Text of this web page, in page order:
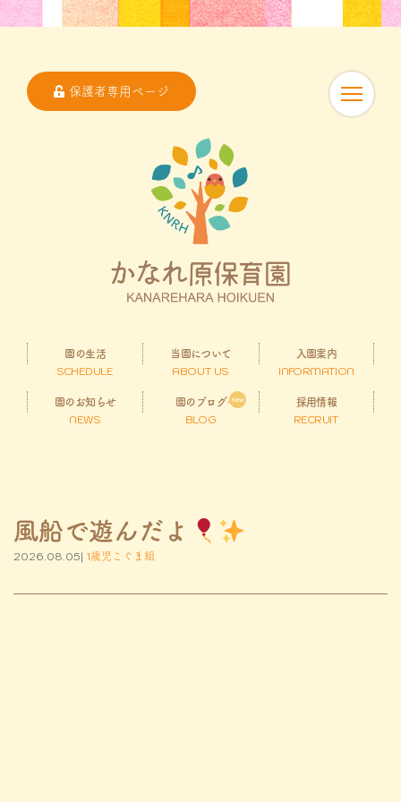
保護者専用ページ
園の生活
SCHEDULE
当園について
ABOUT US
入園案内
INFORMATION
園のお知らせ
NEWS
園のブログ
BLOG
採用情報
RECRUIT
風船で遊んだよ
2026.08.05| 1歳児こぐま組